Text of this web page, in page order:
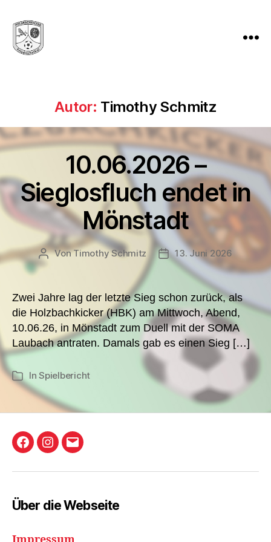
Leidenschaft
seit
1982
Autor: Timothy Schmitz
10.06.2026 –
Sieglosfluch endet in
Mönstadt
Beitragsautor
VonTimothy Schmitz Veröffentlichungsdatum
13. Juni 2026
Zwei Jahre lag der letzte Sieg schon zurück, als
die Holzbachkicker (HBK) am Mittwoch, Abend,
10.06.26, in Mönstadt zum Duell mit der SOMA
Laubach antraten. Damals gab es einen Sieg […]
Kategorien
InSpielbericht
Holzbachkicker
Gruppe
Instagram
E-
Über die Webseite